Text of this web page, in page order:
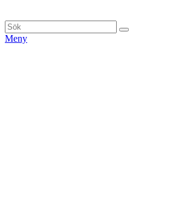
till
innehåll
Sök
efter:
Sök
Meny